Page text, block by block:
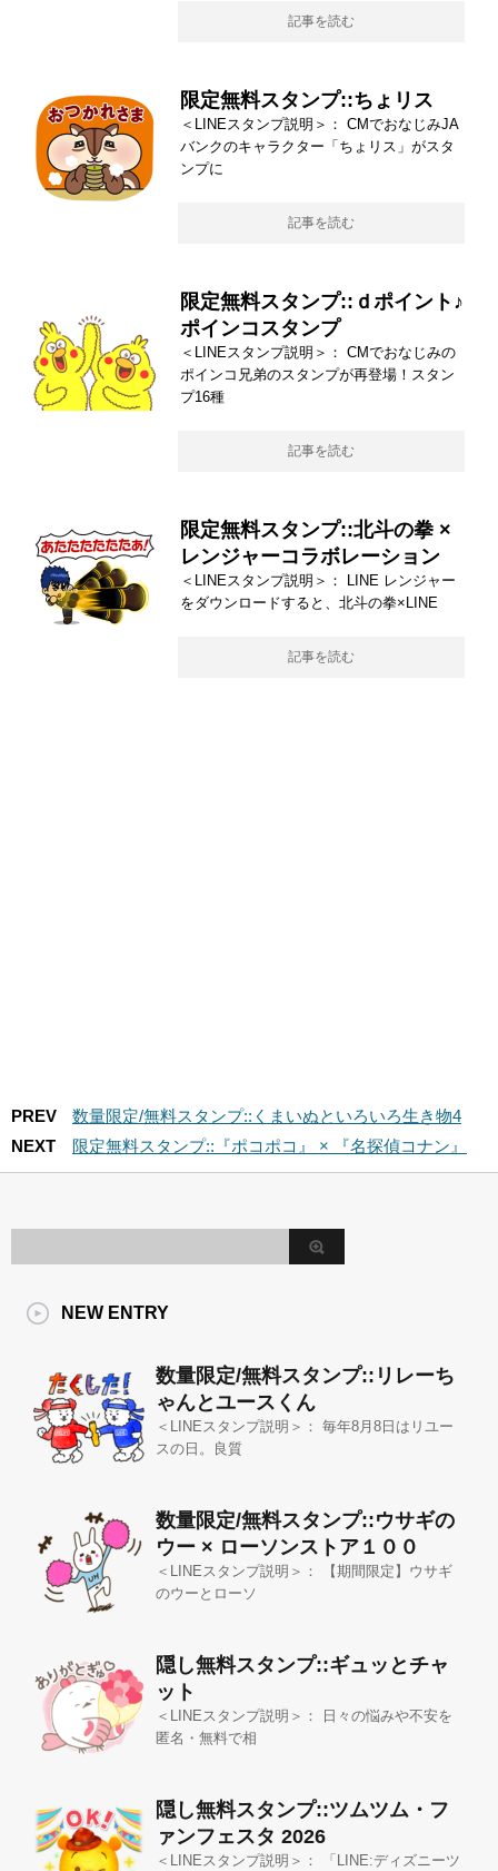
記事を読む
限定無料スタンプ::ちょリス
＜LINEスタンプ説明＞： CMでおなじみJA
バンクのキャラクター「ちょリス」がスタ
ンプに
記事を読む
限定無料スタンプ::ｄポイント♪
ポインコスタンプ
＜LINEスタンプ説明＞： CMでおなじみの
ポインコ兄弟のスタンプが再登場！スタン
プ16種
記事を読む
限定無料スタンプ::北斗の拳 ×
レンジャーコラボレーション
＜LINEスタンプ説明＞： LINE レンジャー
をダウンロードすると、北斗の拳×LINE
記事を読む
PREV
数量限定/無料スタンプ::くまいぬといろいろ生き物4
NEXT
限定無料スタンプ::『ポコポコ』 × 『名探偵コナン』
NEW ENTRY
数量限定/無料スタンプ::リレーち
ゃんとユースくん
＜LINEスタンプ説明＞： 毎年8月8日はリユー
スの日。良質
数量限定/無料スタンプ::ウサギの
ウー × ローソンストア１００
＜LINEスタンプ説明＞： 【期間限定】ウサギ
のウーとローソ
隠し無料スタンプ::ギュッとチャ
ット
＜LINEスタンプ説明＞： 日々の悩みや不安を
匿名・無料で相
隠し無料スタンプ::ツムツム・フ
ァンフェスタ 2026
＜LINEスタンプ説明＞： 「LINE:ディズニーツ